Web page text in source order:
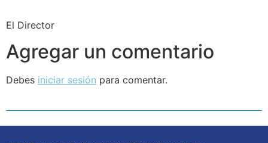
El Director
Agregar un comentario
Debes iniciar sesión para comentar.